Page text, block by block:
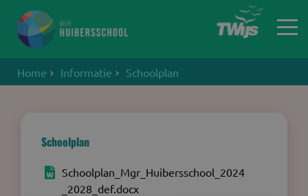
Home
Home Informatie Schoolplan
Schoolplan
Schoolplan_Mgr_Huibersschool_2024
_2028_def.docx